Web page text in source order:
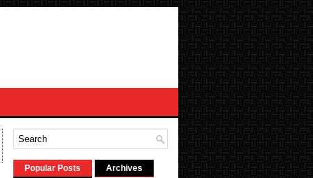
Popular Posts Archives